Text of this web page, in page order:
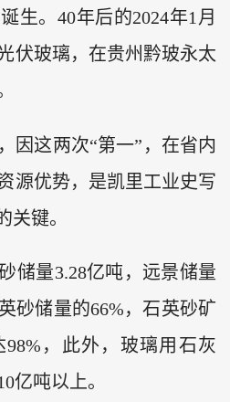
生。40年后的2024年1月
伏玻璃，在贵州黔玻永太
因这两次“第一”，在省内
源优势，是凯里工业史写
关键。
储量3.28亿吨，远景储量
砂储量的66%，石英砂矿
，此外，玻璃用石灰
亿吨以上。